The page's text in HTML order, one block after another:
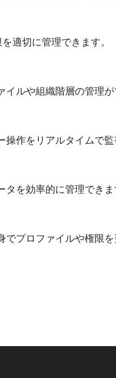
適切に管理できます。
ルや組織階層の管理が
作をリアルタイムで監
を効率的に管理できま
プロファイルや権限を